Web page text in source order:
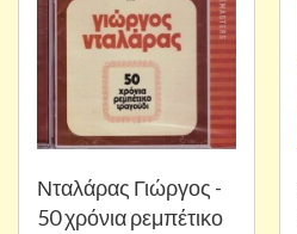
Νταλάρας Γιώργος -
50 χρόνια ρεμπέτικο